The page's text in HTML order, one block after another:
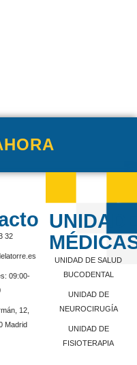
32
09:00-
12,
Madrid
UNIDAD DE SALUD
BUCODENTAL
UNIDAD DE
NEUROCIRUGÍA
UNIDAD DE
FISIOTERAPIA